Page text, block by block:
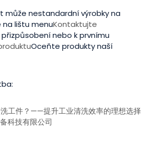
může nestandardní výrobky na
na lištu menuKontaktujte
přizpůsobení nebo k prvnímu
Oceňte produkty naší
工件？——提升工业清洗效率的理想选择
科技有限公司